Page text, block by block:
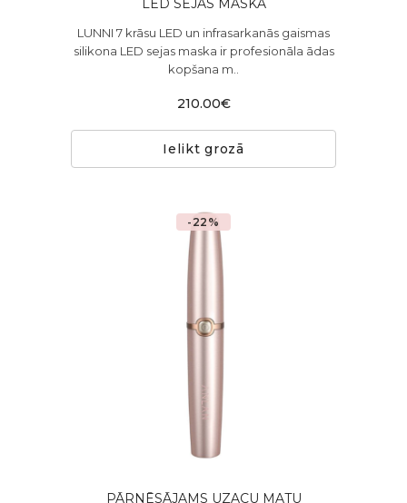
LED SEJAS MASKA
LUNNI 7 krāsu LED un infrasarkanās gaismas
silikona LED sejas maska ​​ir profesionāla ādas
kopšana m..
210.00€
Ielikt grozā
-22%
PĀRNĒSĀJAMS UZACU MATU